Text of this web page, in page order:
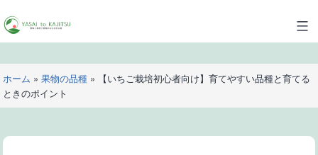
ン
テ
ツ
へ
ス
ッ
YASAI
to
KAJITSU
ホーム » 果物の品種»
【いちご栽培初心者向け】育てやすい品種と育てる
ときのポイント